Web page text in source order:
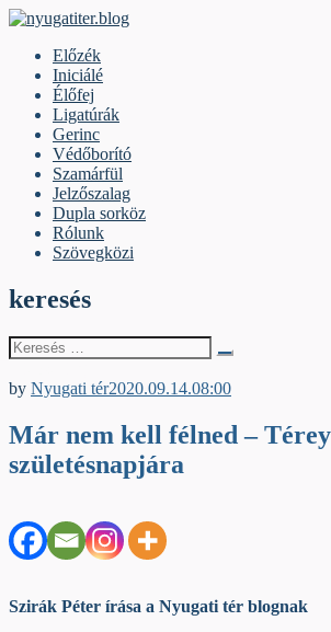
Skip
contentElőzék
Iniciálé
Élőfej
Ligatúrák
Gerinc
Védőborító
Szamárfül
Jelzőszalag
Dupla sorköz
Rólunk
Szövegközi
keresés
Keresés
erre:
by Nyugati tér2020.09.14.08:00
Már nem kell félned –
születésnapjára
Szirák Péter írása a Nyugati tér blognak